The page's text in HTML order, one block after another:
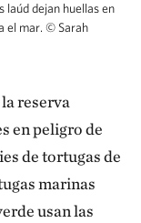
laúd dejan huellas en
el mar. © Sarah
reserva
en peligro de
de tortugas de
marinas
usan las